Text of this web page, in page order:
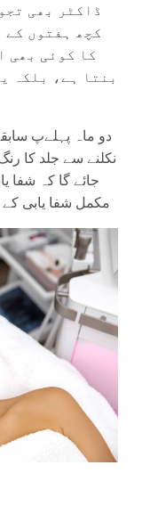
ڈاکٹر بھی
کچھ ہفتوں کے
کا کوئی بھی
بنتا ہے، بلکہ
دو ماہ پہلےپ
نکلنے سے جلد کا
جائے گا کہ شفا
مکمل شفا یابی کے